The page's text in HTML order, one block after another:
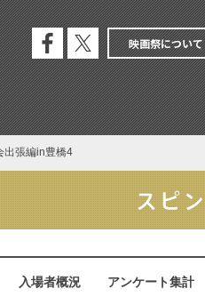
公式
フェ
イス
ブッ
ク
公式
エッ
クス
映画祭について
出張編in豊橋4
入場者概況 アンケート集計